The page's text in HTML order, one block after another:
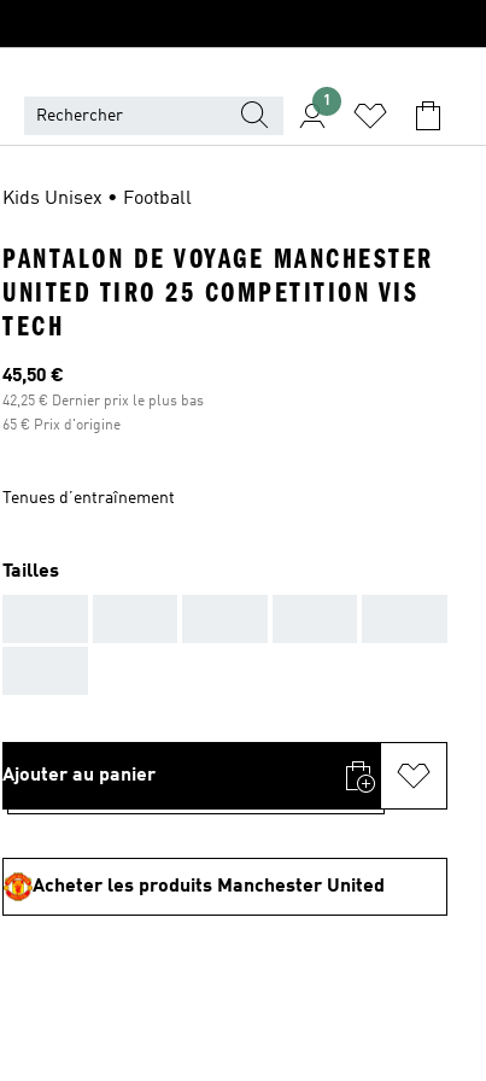
1
Kids Unisex • Football
PANTALON DE VOYAGE MANCHESTER
UNITED TIRO 25 COMPETITION VIS
TECH
Prix actuel
45,50 €
42,25 € Dernier prix le plus bas
65 € Prix d'origine
Tenues d’entraînement
Tailles
Ajouter au panier
Acheter les produits Manchester United